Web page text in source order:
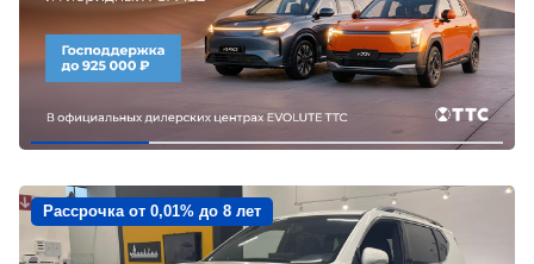
Рассрочка от 0,01% до 8 лет